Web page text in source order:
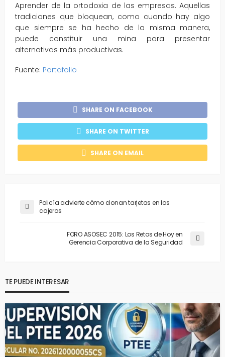
Aprender de la ortodoxia de las empresas. Aquellas
tradiciones que bloquean, como cuando hay algo
que siempre se ha hecho de la misma manera,
puede constituir una mina para presentar
alternativas más productivas.
Fuente: Portafolio
SHARE ON FACEBOOK
SHARE ON TWITTER
SHARE ON EMAIL
Policía advierte cómo clonan tarjetas en los
cajeros
FORO ASOSEC 2015: Los Retos de Hoy en
Gerencia Corporativa de la Seguridad
TE PUEDE INTERESAR